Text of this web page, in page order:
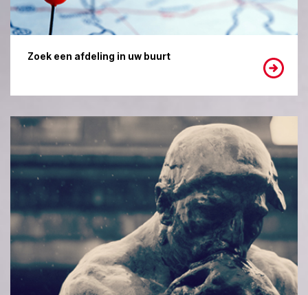
Zoek een afdeling in uw buurt